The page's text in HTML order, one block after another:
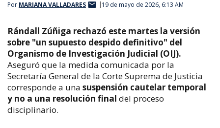
Por MARIANA VALLADARES 19 de mayo de 2026, 6:13 AM
Rándall Zúñiga rechazó este martes la versión
sobre "un supuesto despido definitivo" del
Organismo de Investigación Judicial (OIJ).
Aseguró que la medida comunicada por la
Secretaría General de la Corte Suprema de Justicia
corresponde a una suspensión cautelar temporal
y no a una resolución final del proceso
disciplinario.